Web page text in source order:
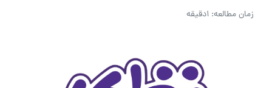
زمان مطالعه: 1دقیقه